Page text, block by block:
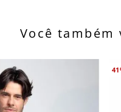
Você também